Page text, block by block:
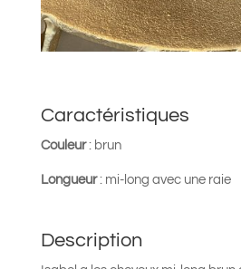
Caractéristiques
Couleur: brun
Longueur: mi-long avec une raie
Description